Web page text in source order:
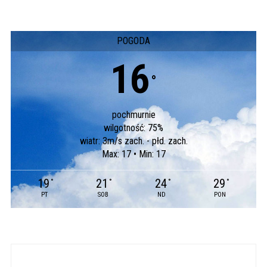
POGODA
16 °
pochmurnie
wilgotność: 75%
wiatr: 3m/s zach. - płd. zach.
Max: 17 • Min: 17
19 °
PT
21 °
SOB
24 °
ND
29 °
PON